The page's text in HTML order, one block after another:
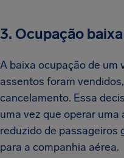
3. Ocupação
A baixa ocupação de um
assentos foram
cancelamento. Essa
uma vez que operar
reduzido de passageiros
para a companhia aérea.